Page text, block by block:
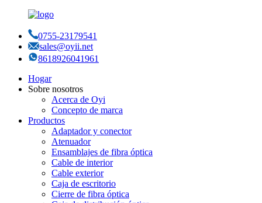
0755-23179541
sales@oyii.net
8618926041961
Hogar
Sobre nosotros
Acerca de Oyi
Concepto de marca
Productos
Adaptador y conector
Atenuador
Ensamblajes de fibra óptica
Cable de interior
Cable exterior
Caja de escritorio
Cierre de fibra óptica